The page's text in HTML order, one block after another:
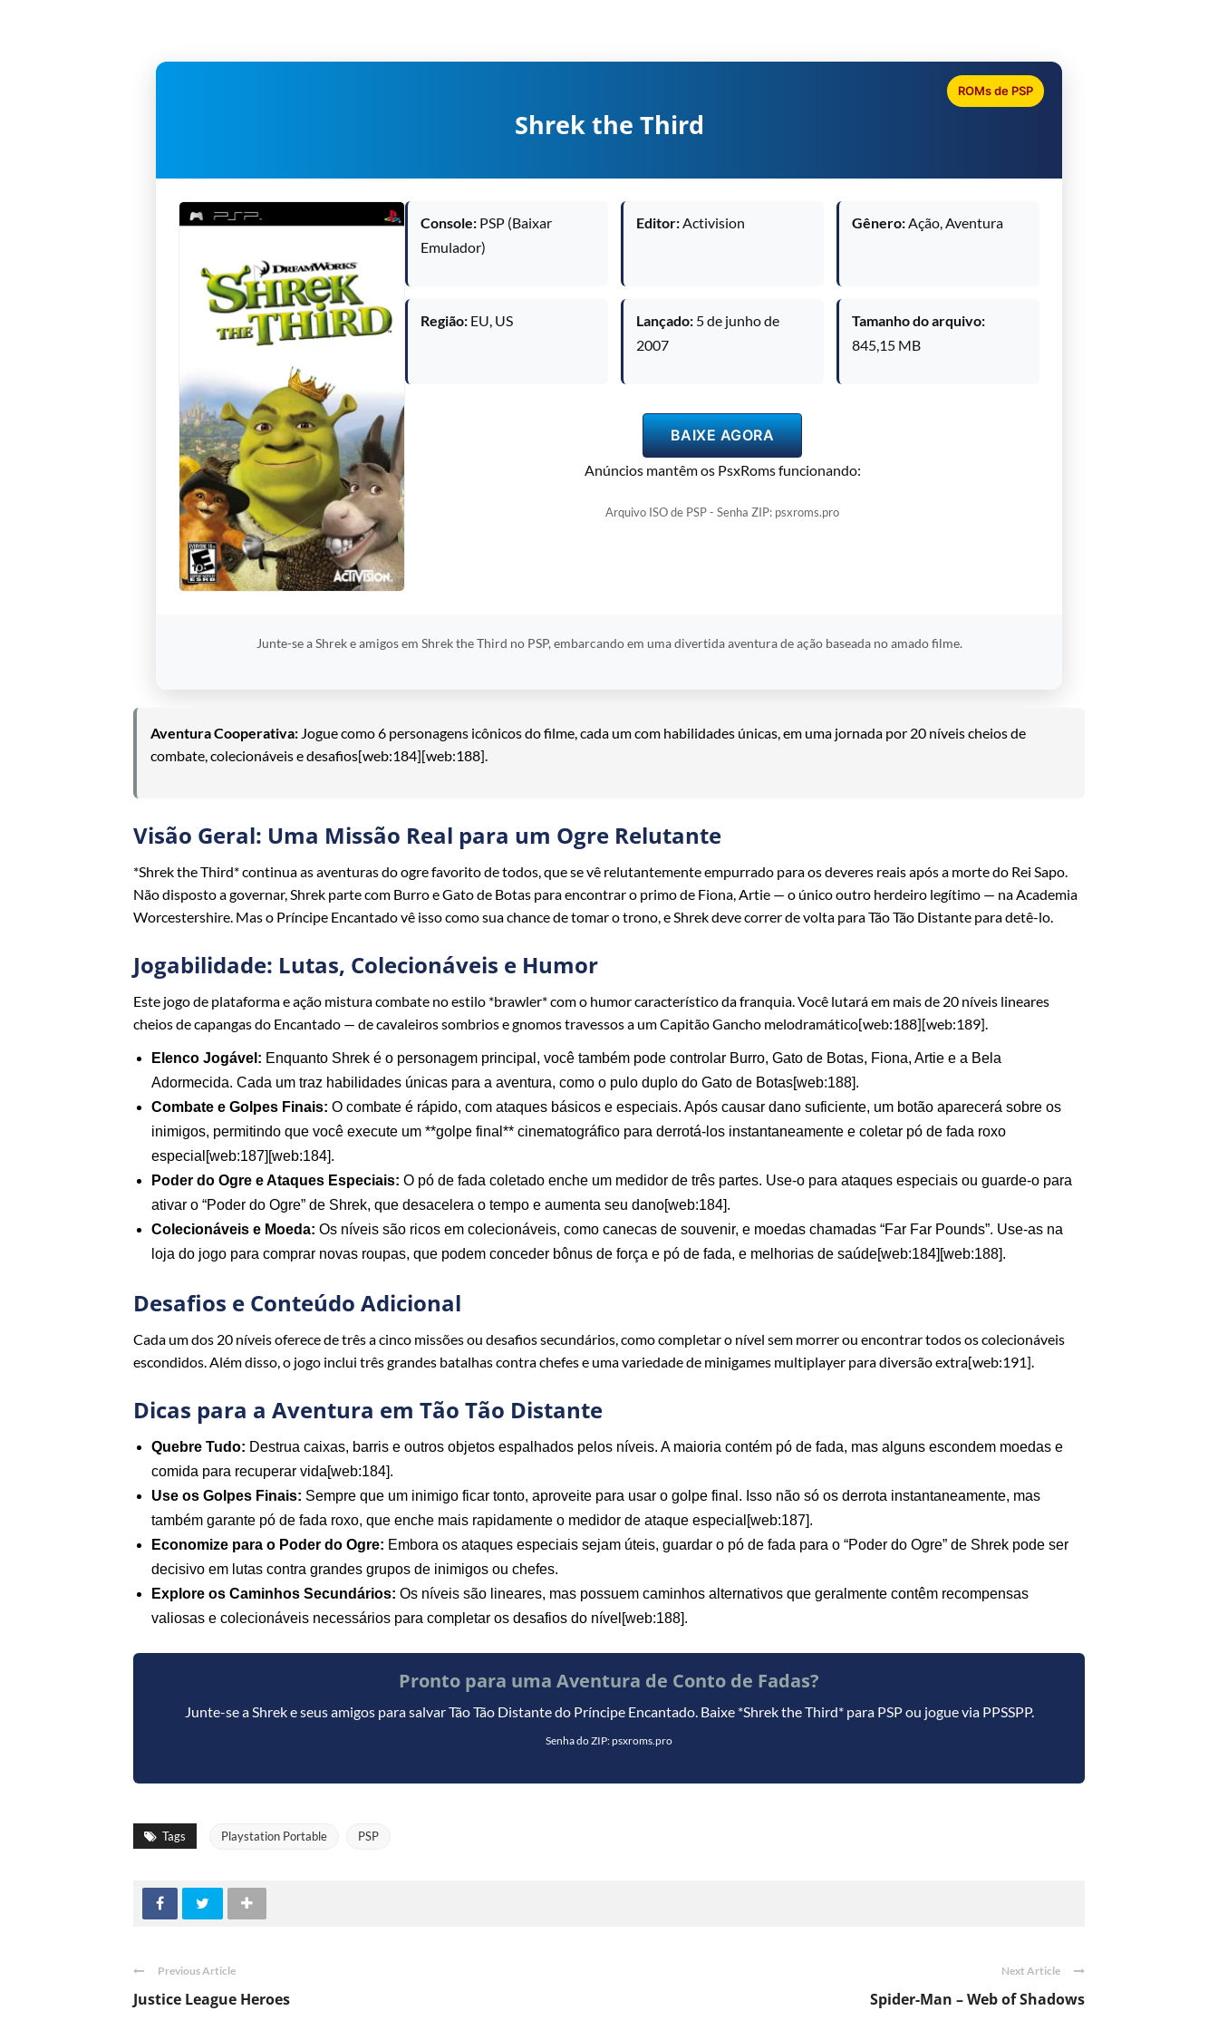
Shrek the Third
ROMs de PSP
Console: PSP (Baixar
Emulador)
Editor:Activision Gênero:Ação, Aventura
Região: EU, US Lançado: 5 de junho de
2007
Tamanho do arquivo:
845,15 MB
BAIXE AGORA
Anúncios mantêm os PsxRoms funcionando:
Arquivo ISO de PSP - Senha ZIP: psxroms.pro
Junte-se a Shrek e amigos em Shrek the Third no PSP, embarcando em uma divertida aventura de ação baseada no amado filme.
Aventura Cooperativa: Jogue como 6 personagens icônicos do filme, cada um com habilidades únicas, em uma jornada por 20 níveis cheios de
combate, colecionáveis e desafios[web:184][web:188].
Visão Geral: Uma Missão Real para um Ogre Relutante
*Shrek the Third* continua as aventuras do ogre favorito de todos, que se vê relutantemente empurrado para os deveres reais após a morte do Rei Sapo.
Não disposto a governar, Shrek parte com Burro e Gato de Botas para encontrar o primo de Fiona, Artie — o único outro herdeiro legítimo — na Academia
Worcestershire. Mas o Príncipe Encantado vê isso como sua chance de tomar o trono, e Shrek deve correr de volta para Tão Tão Distante para detê-lo.
Jogabilidade: Lutas, Colecionáveis e Humor
Este jogo de plataforma e ação mistura combate no estilo *brawler* com o humor característico da franquia. Você lutará em mais de 20 níveis lineares
cheios de capangas do Encantado — de cavaleiros sombrios e gnomos travessos a um Capitão Gancho melodramático[web:188][web:189].
Elenco Jogável: Enquanto Shrek é o personagem principal, você também pode controlar Burro, Gato de Botas, Fiona, Artie e a Bela
Adormecida. Cada um traz habilidades únicas para a aventura, como o pulo duplo do Gato de Botas[web:188].
Combate e Golpes Finais: O combate é rápido, com ataques básicos e especiais. Após causar dano suficiente, um botão aparecerá sobre os
inimigos, permitindo que você execute um **golpe final** cinematográfico para derrotá-los instantaneamente e coletar pó de fada roxo
especial[web:187][web:184].
Poder do Ogre e Ataques Especiais: O pó de fada coletado enche um medidor de três partes. Use-o para ataques especiais ou guarde-o para
ativar o “Poder do Ogre” de Shrek, que desacelera o tempo e aumenta seu dano[web:184].
Colecionáveis e Moeda: Os níveis são ricos em colecionáveis, como canecas de souvenir, e moedas chamadas “Far Far Pounds”. Use-as na
loja do jogo para comprar novas roupas, que podem conceder bônus de força e pó de fada, e melhorias de saúde[web:184][web:188].
Desafios e Conteúdo Adicional
Cada um dos 20 níveis oferece de três a cinco missões ou desafios secundários, como completar o nível sem morrer ou encontrar todos os colecionáveis
escondidos. Além disso, o jogo inclui três grandes batalhas contra chefes e uma variedade de minigames multiplayer para diversão extra[web:191].
Dicas para a Aventura em Tão Tão Distante
Quebre Tudo: Destrua caixas, barris e outros objetos espalhados pelos níveis. A maioria contém pó de fada, mas alguns escondem moedas e
comida para recuperar vida[web:184].
Use os Golpes Finais: Sempre que um inimigo ficar tonto, aproveite para usar o golpe final. Isso não só os derrota instantaneamente, mas
também garante pó de fada roxo, que enche mais rapidamente o medidor de ataque especial[web:187].
Economize para o Poder do Ogre: Embora os ataques especiais sejam úteis, guardar o pó de fada para o “Poder do Ogre” de Shrek pode ser
decisivo em lutas contra grandes grupos de inimigos ou chefes.
Explore os Caminhos Secundários: Os níveis são lineares, mas possuem caminhos alternativos que geralmente contêm recompensas
valiosas e colecionáveis necessários para completar os desafios do nível[web:188].
Pronto para uma Aventura de Conto de Fadas?
Junte-se a Shrek e seus amigos para salvar Tão Tão Distante do Príncipe Encantado. Baixe *Shrek the Third* para PSP ou jogue via PPSSPP.
Senha do ZIP: psxroms.pro
Tags Playstation Portable PSP
Previous Article
Justice League Heroes
Next Article
Spider-Man – Web of Shadows